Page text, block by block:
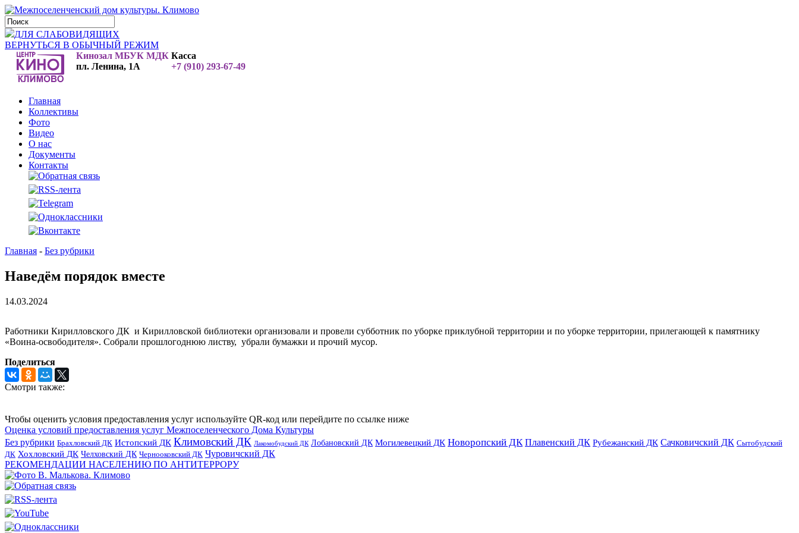
ДЛЯ СЛАБОВИДЯЩИХ
ВЕРНУТЬСЯ В ОБЫЧНЫЙ РЕЖИМ
Кинозал МБУК МДК
пл. Ленина, 1А
Касса
+7 (910) 293-67-49
Главная
Коллективы
Фото
Видео
О нас
Документы
Контакты
Главная - Без рубрики
Наведём порядок вместе
14.03.2024
Работники Кирилловского ДК и Кирилловской библиотеки организовали и провели субботник по уборке приклубной территории и по уборке территории, прилегающей к памятнику
«Воина-освободителя». Собрали прошлогоднюю листву, убрали бумажки и прочий мусор.
Поделиться
Смотри также:
Чтобы оценить условия предоставления услуг используйте QR-код или перейдите по ссылке ниже
Оценка условий предоставления услуг Межпоселенческого Дома Культуры
Без рубрики Брахловский ДК Истопский ДК Климовский ДК Лакомобудский ДК Лобановский ДК Могилевецкий ДК Новоропский ДК Плавенский ДК Рубежанский ДК Сачковичский ДК Сытобудский
ДК Хохловский ДК Челховский ДК Чернооковский ДК Чуровичский ДК
РЕКОМЕНДАЦИИ НАСЕЛЕНИЮ ПО АНТИТЕРРОРУ